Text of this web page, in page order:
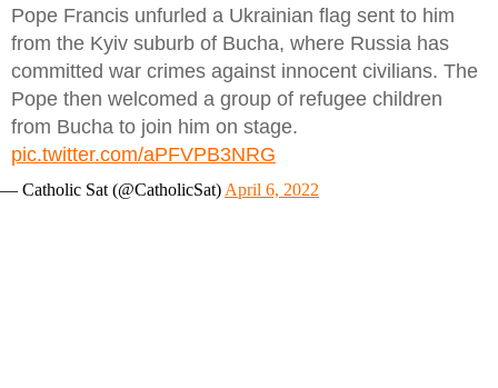
Pope Francis unfurled a Ukrainian flag sent to him
from the Kyiv suburb of Bucha, where Russia has
committed war crimes against innocent civilians. The
Pope then welcomed a group of refugee children
from Bucha to join him on stage.
pic.twitter.com/aPFVPB3NRG
— Catholic Sat (@CatholicSat) April 6, 2022